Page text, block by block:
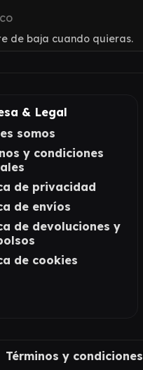
de baja cuando quieras.
& Legal
somos
y condiciones
de privacidad
de envíos
de devoluciones y
de cookies
Términos y condiciones